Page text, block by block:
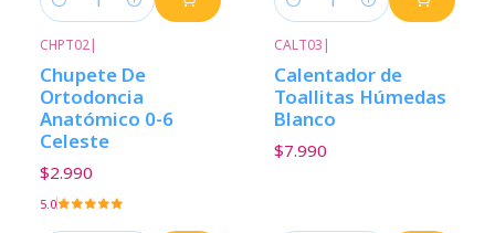
Cantidad Cantidad
CHPT02|
Chupete De
Ortodoncia
Anatómico 0-6
Celeste
$2.990
5.0
CALT03 |
Calentador de
Toallitas Húmedas
Blanco
$7.990